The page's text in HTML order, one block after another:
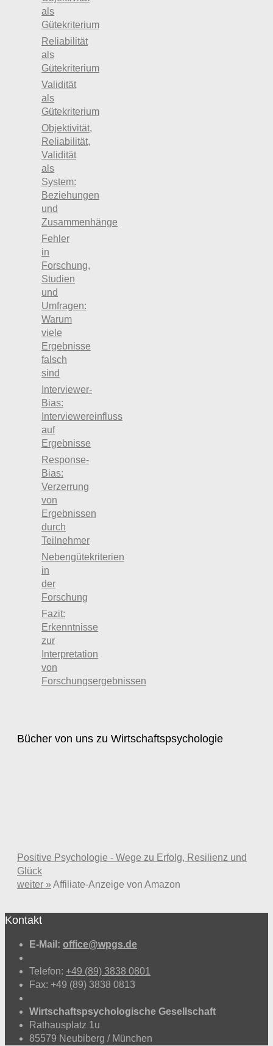
als
Gütekriterium
Reliabilität
als
Gütekriterium
Validität
als
Gütekriterium
Objektivität,
Reliabilität,
Validität
als
System:
Beziehungen
und
Zusammenhänge
Fehler
in
Forschung,
Studien
und
Umfragen:
Warum
viele
Ergebnisse
falsch
sind
Interviewer-
Bias:
Interviewereinfluss
auf
Ergebnisse
Response-
Bias:
Verzerrung
von
Ergebnissen
durch
Teilnehmer
Nebengütekriterien
in
der
Forschung
Fazit:
Erkenntnisse
zur
Interpretation
von
Forschungsergebnissen
Bücher von uns zu Wirtschaftspsychologie
Positive Psychologie - Wege zu Erfolg, Resilienz und
Glück
weiter »Affiliate-Anzeige von Amazon
Kontakt
E-Mail: office@wpgs.de
Telefon: +49 (89) 3838 0801
Fax: +49 (89) 3838 0813
Wirtschaftspsychologische Gesellschaft
Rathausplatz 1u
85579 Neubiberg / München